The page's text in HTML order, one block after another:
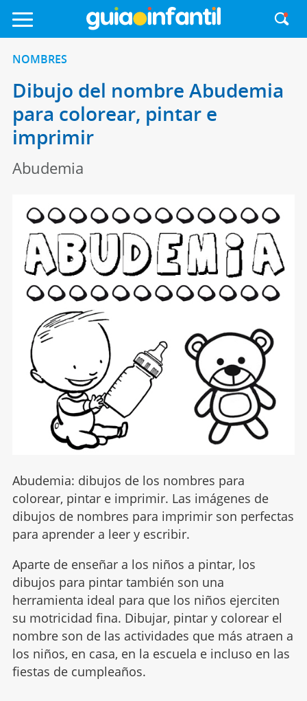
NOMBRES
Dibujo del nombre Abudemia
para colorear, pintar e
imprimir
Abudemia
Abudemia: dibujos de los nombres para
colorear, pintar e imprimir. Las imágenes de
dibujos de nombres para imprimir son perfectas
para aprender a leer y escribir.
Aparte de enseñar a los niños a pintar, los
dibujos para pintar también son una
herramienta ideal para que los niños ejerciten
su motricidad fina. Dibujar, pintar y colorear el
nombre son de las actividades que más atraen a
los niños, en casa, en la escuela e incluso en las
fiestas de cumpleaños.